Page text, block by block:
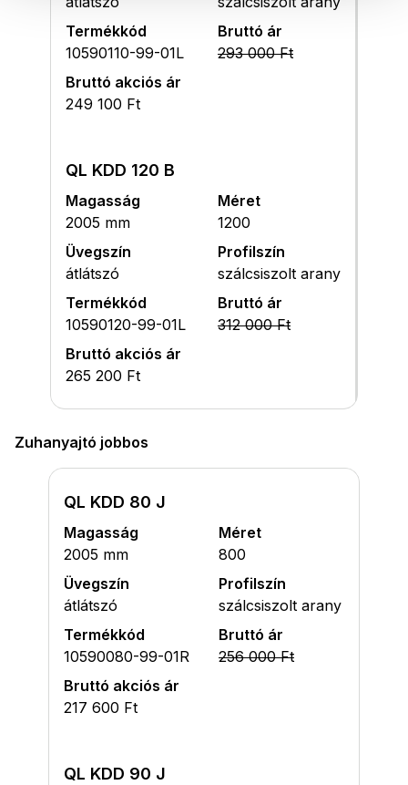
Termékkód
10590110-99-01L
Bruttó ár
293 000 Ft
Bruttó akciós ár
249 100 Ft
QL KDD 120 B
Magasság
2005 mm
Méret
1200
Üvegszín
átlátszó
Profilszín
szálcsiszolt arany
Termékkód
10590120-99-01L
Bruttó ár
312 000 Ft
Bruttó akciós ár
265 200 Ft
Zuhanyajtó jobbos
QL KDD 80 J
Magasság
2005 mm
Méret
800
Üvegszín
átlátszó
Profilszín
szálcsiszolt arany
Termékkód
10590080-99-01R
Bruttó ár
256 000 Ft
Bruttó akciós ár
217 600 Ft
QL KDD 90 J